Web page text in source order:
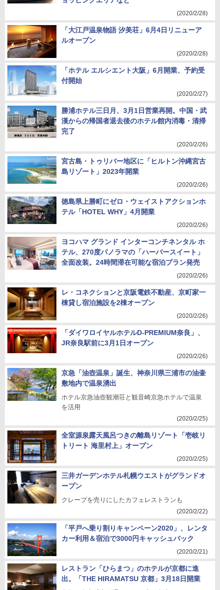
(2020/2/28)
「大江戸温泉物語 汐美荘」6月4日リニューア
ルオープン
(2020/2/28)
「ホテル エルシエント大阪」6月開業、予約受
付開始
(2020/2/27)
勝浦ホテル三日月、3月1日営業再開。中国・武
漢からの帰国者退去後のホテル館内消毒・清掃
完了
(2020/2/26)
宮古島・トゥリバー地区に「ヒルトン沖縄宮古
島リゾート」2023年開業
(2020/2/26)
徳島県上勝町にゼロ・ウェイストアクションホ
テル「HOTEL WHY」4月開業
(2020/2/26)
ヨコハマ グランド インターコンチネンタル ホ
テル、270度パノラマの「ハーバースイート」
全面改装。24時間滞在可能な宿泊プラン発売
(2020/2/26)
レ・コネクションと京阪電鉄不動産、京町家一
棟貸し宿泊施設を2棟オープン
(2020/2/26)
「ダイワロイヤルホテルD-PREMIUM奈良」、
JR奈良駅前に3月1日オープン
(2020/2/26)
京急「油壺温泉」誕生、神奈川県三浦市の油壷
敷地内で温泉湧出
ホテル京急油壺観潮荘と観音崎京急ホテルで温泉
を活用
(2020/2/25)
全室源泉露天風呂つきの離島リゾート「壱岐リ
トリート 海里村上」オープン
(2020/2/25)
三井ガーデンホテル札幌ウエストがグランドオ
ープン
クレープを売りにしたカフェレストランも
(2020/2/22)
「平戸へ乗り割りキャンペーン2020」、レンタ
カー利用＆宿泊で3000円キャッシュバック
(2020/2/21)
レストラン「ひらまつ」のホテルが京都に進
出。「THE HIRAMATSU 京都」3月18日開業